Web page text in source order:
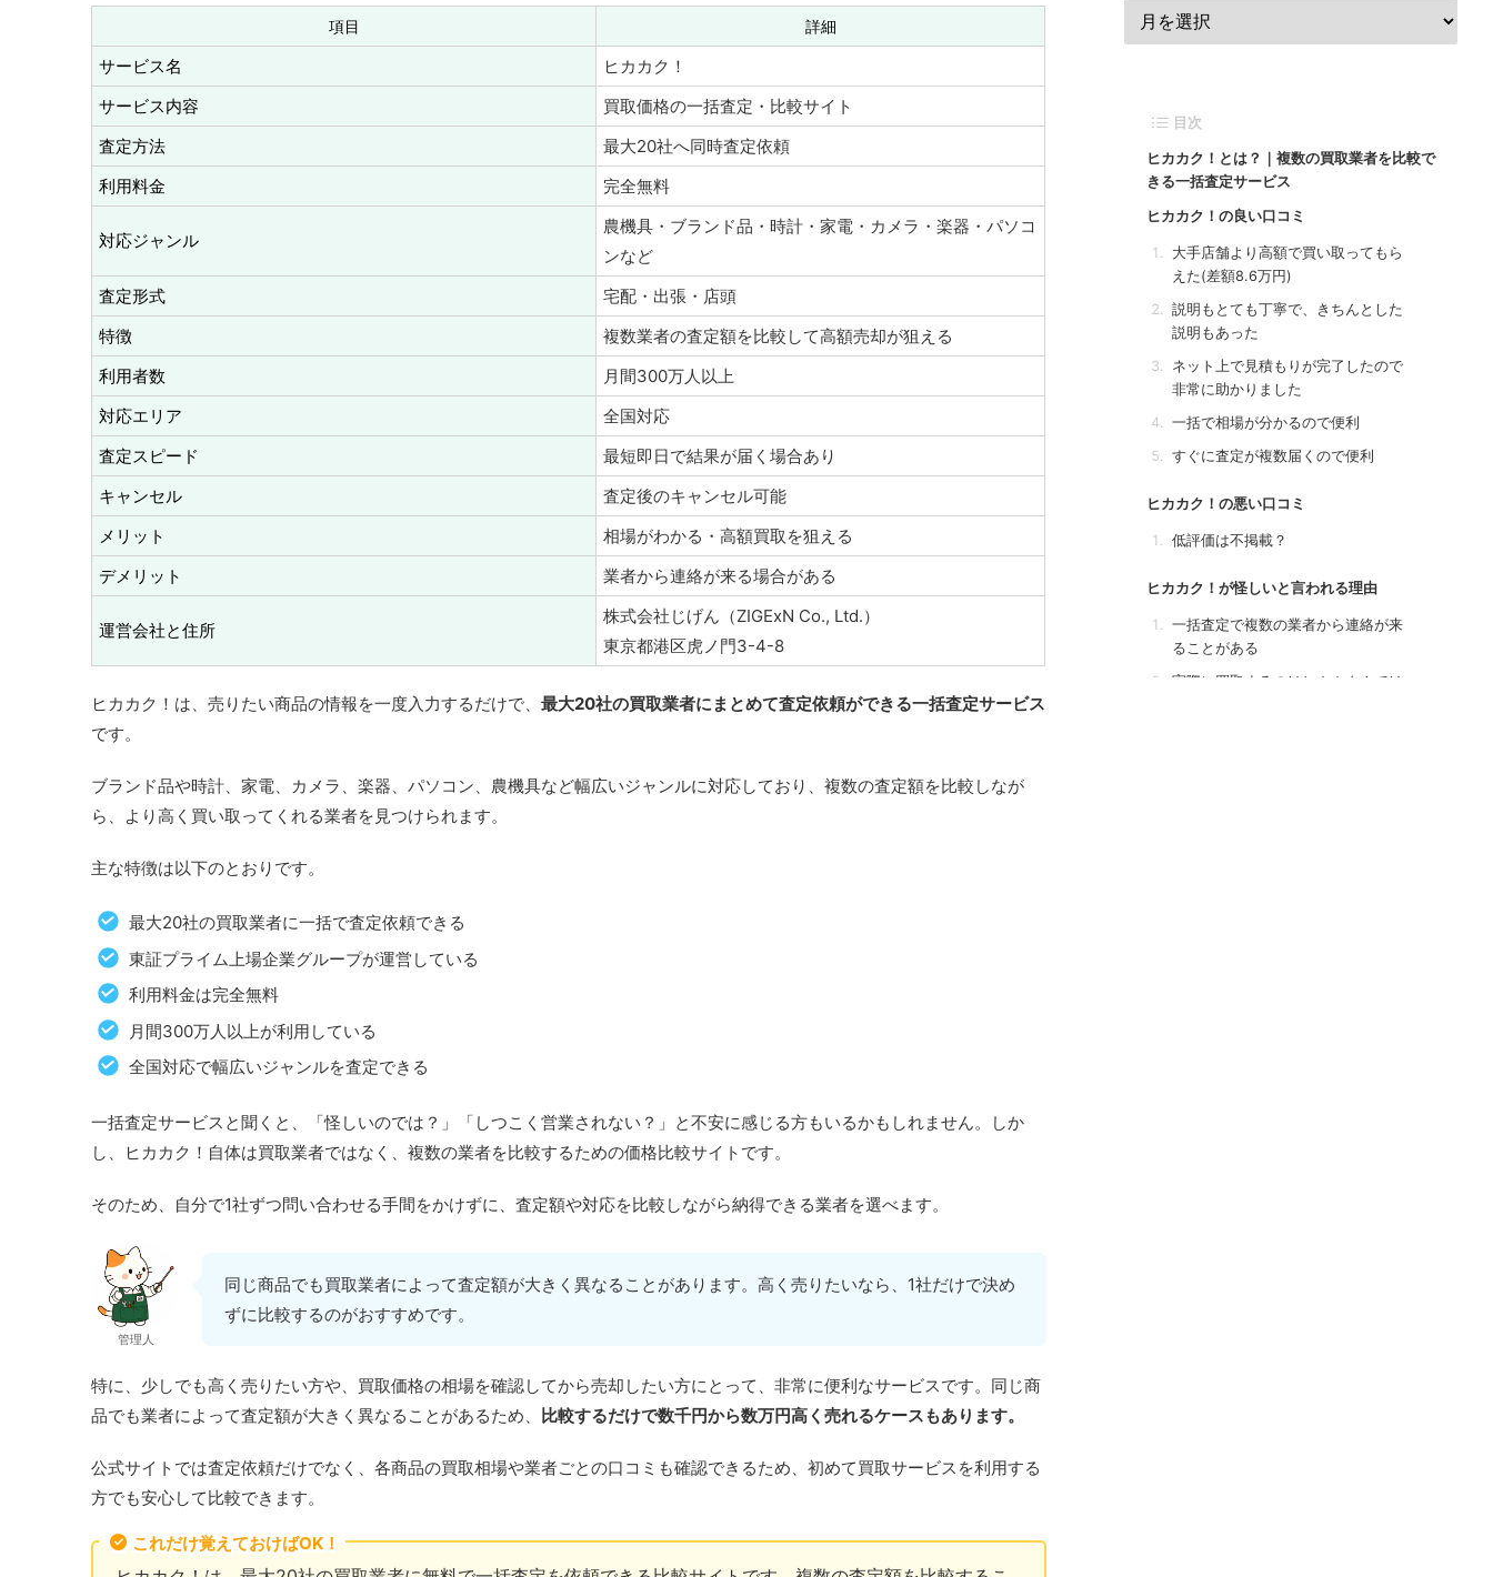
項目 詳細
サービス名
ヒカカク！
サービス内容
買取価格の一括査定・比較サイト
査定方法
最大20社へ同時査定依頼
利用料金
完全無料
対応ジャンル
農機具・ブランド品・時計・家電・カメラ・楽器・パソコ
ンなど
査定形式
宅配・出張・店頭
特徴
複数業者の査定額を比較して高額売却が狙える
利用者数
月間300万人以上
対応エリア
全国対応
査定スピード
最短即日で結果が届く場合あり
キャンセル
査定後のキャンセル可能
メリット
相場がわかる・高額買取を狙える
デメリット
業者から連絡が来る場合がある
運営会社と住所
株式会社じげん（ZIGExN Co., Ltd.）
東京都港区虎ノ門3-4-8
ヒカカク！は、売りたい商品の情報を一度入力するだけで、 最大20社の買取業者にまとめて査定依頼ができる一括査定サービス
です。
ブランド品や時計、家電、カメラ、楽器、パソコン、農機具など幅広いジャンルに対応しており、複数の査定額を比較しなが
ら、より高く買い取ってくれる業者を見つけられます。
主な特徴は以下のとおりです。
最大20社の買取業者に一括で査定依頼できる
東証プライム上場企業グループが運営している
利用料金は完全無料
月間300万人以上が利用している
全国対応で幅広いジャンルを査定できる
一括査定サービスと聞くと、「怪しいのでは？」「しつこく営業されない？」と不安に感じる方もいるかもしれません。しか
し、ヒカカク！自体は買取業者ではなく、複数の業者を比較するための価格比較サイトです。
そのため、自分で1社ずつ問い合わせる手間をかけずに、査定額や対応を比較しながら納得できる業者を選べます。
管理人
同じ商品でも買取業者によって査定額が大きく異なることがあります。高く売りたいなら、1社だけで決め
ずに比較するのがおすすめです。
特に、少しでも高く売りたい方や、買取価格の相場を確認してから売却したい方にとって、非常に便利なサービスです。同じ商
品でも業者によって査定額が大きく異なることがあるため、
比較するだけで数千円から数万円高く売れるケースもあります。
公式サイトでは査定依頼だけでなく、各商品の買取相場や業者ごとの口コミも確認できるため、初めて買取サービスを利用する
方でも安心して比較できます。
これだけ覚えておけばOK！
目次
ヒカカク！とは？｜複数の買取業者を比較で
きる一括査定サービス
ヒカカク！の良い口コミ
大手店舗より高額で買い取ってもら
えた(差額8.6万円)
説明もとても丁寧で、きちんとした
説明もあった
ネット上で見積もりが完了したので
非常に助かりました
一括で相場が分かるので便利
すぐに査定が複数届くので便利
ヒカカク！の悪い口コミ
低評価は不掲載？
ヒカカク！が怪しいと言われる理由
一括査定で複数の業者から連絡が来
ることがある
実際に買取するのはヒカカク！では